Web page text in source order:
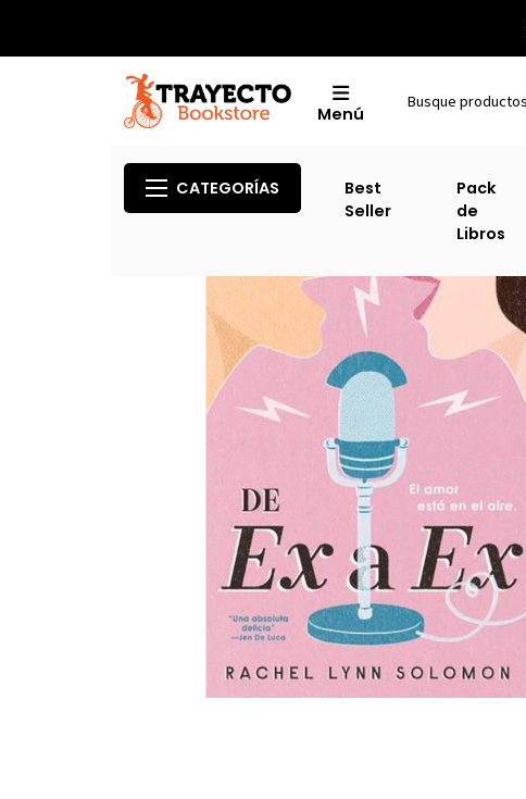
Menú
CATEGORÍAS
Best
Seller
Pack
de
Libros